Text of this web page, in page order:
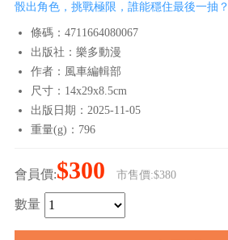
骰出角色，挑戰極限，誰能穩住最後一抽？
條碼：4711664080067
出版社：樂多動漫
作者：風車編輯部
尺寸：14x29x8.5cm
出版日期：2025-11-05
重量(g)：796
會員價:$300 市售價:$380
數量